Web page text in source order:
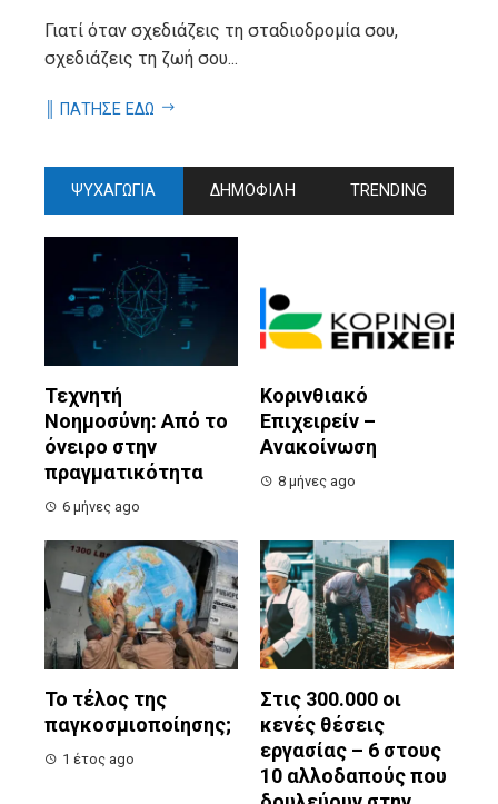
Γιατί όταν σχεδιάζεις τη σταδιοδρομία σου,
σχεδιάζεις τη ζωή σου...
║ ΠΑΤΗΣΕ ΕΔΩ
ΨΥΧΑΓΩΓΙΑ ΔΗΜΟΦΙΛΗ TRENDING
Τεχνητή
Νοημοσύνη: Από το
όνειρο στην
πραγματικότητα
6 μήνες ago
Κορινθιακό
Επιχειρείν –
Ανακοίνωση
8 μήνες ago
Το τέλος της
παγκοσμιοποίησης;
1 έτος ago
Στις 300.000 οι
κενές θέσεις
εργασίας – 6 στους
10 αλλοδαπούς που